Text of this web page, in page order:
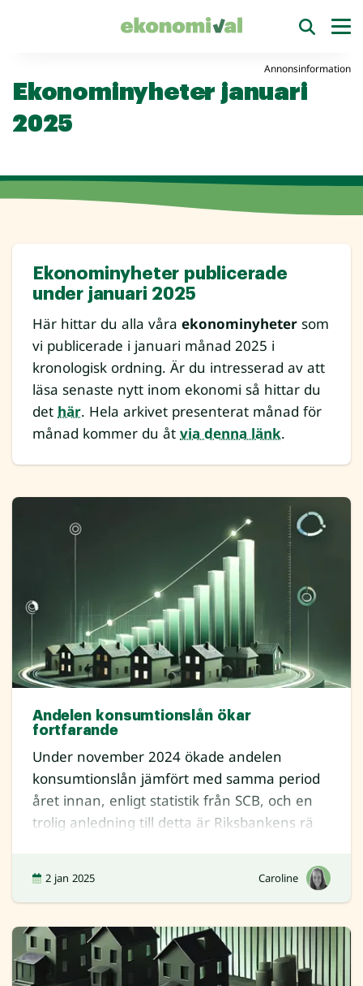
Annonsinformation
Ekonominyheter januari
2025
Ekonominyheter publicerade
under januari 2025
Här hittar du alla våra ekonominyheter som
vi publicerade i januari månad 2025 i
kronologisk ordning. Är du intresserad av att
läsa senaste nytt inom ekonomi så hittar du
det här. Hela arkivet presenterat månad för
månad kommer du åt via denna länk.
Andelen konsumtionslån ökar
fortfarande
Under november 2024 ökade andelen
konsumtionslån jämfört med samma period
året innan, enligt statistik från SCB, och en
trolig anledning till detta är Riksbankens rä
2 jan 2025 Caroline